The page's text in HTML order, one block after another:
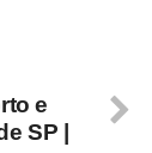
e
SP |